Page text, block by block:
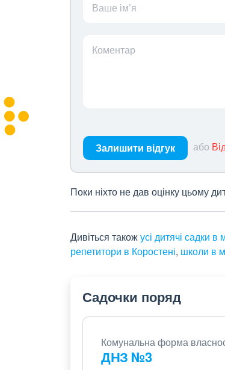
Ваше ім’я
Коментар
Залишити відгук або
Поки ніхто не дав оцінку цьому
Дивіться такожусі дитячі садки в
репетитори в Коростені, школи в
Садочки поряд
Комунальна форма
ДНЗ №3